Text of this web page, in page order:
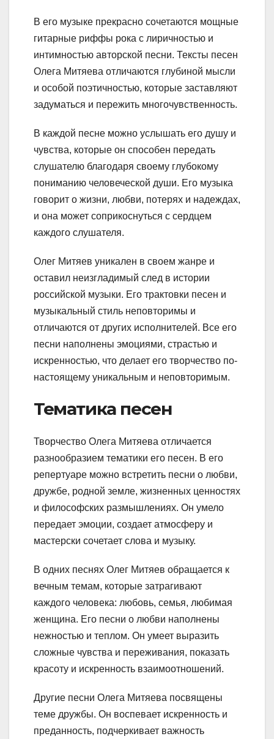
В его музыке прекрасно сочетаются мощные
гитарные риффы рока с лиричностью и
интимностью авторской песни. Тексты песен
Олега Митяева отличаются глубиной мысли
и особой поэтичностью, которые заставляют
задуматься и пережить многочувственность.
В каждой песне можно услышать его душу и
чувства, которые он способен передать
слушателю благодаря своему глубокому
пониманию человеческой души. Его музыка
говорит о жизни, любви, потерях и надеждах,
и она может соприкоснуться с сердцем
каждого слушателя.
Олег Митяев уникален в своем жанре и
оставил неизгладимый след в истории
российской музыки. Его трактовки песен и
музыкальный стиль неповторимы и
отличаются от других исполнителей. Все его
песни наполнены эмоциями, страстью и
искренностью, что делает его творчество по-
настоящему уникальным и неповторимым.
Тематика песен
Творчество Олега Митяева отличается
разнообразием тематики его песен. В его
репертуаре можно встретить песни о любви,
дружбе, родной земле, жизненных ценностях
и философских размышлениях. Он умело
передает эмоции, создает атмосферу и
мастерски сочетает слова и музыку.
В одних песнях Олег Митяев обращается к
вечным темам, которые затрагивают
каждого человека: любовь, семья, любимая
женщина. Его песни о любви наполнены
нежностью и теплом. Он умеет выразить
сложные чувства и переживания, показать
красоту и искренность взаимоотношений.
Другие песни Олега Митяева посвящены
теме дружбы. Он воспевает искренность и
преданность, подчеркивает важность